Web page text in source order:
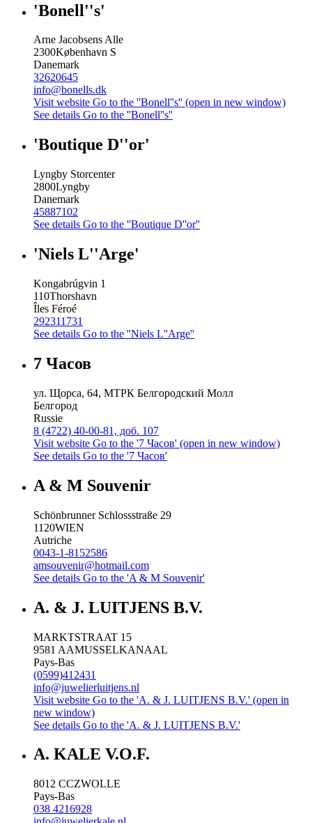
'Bonell''s'
Arne Jacobsens Alle
2300København S
Danemark
32620645
info@bonells.dk
Visit website Go to the ''Bonell''s'' (open in new window)
See details Go to the ''Bonell''s''
'Boutique D''or'
Lyngby Storcenter
2800Lyngby
Danemark
45887102
See details Go to the ''Boutique D''or''
'Niels L''Arge'
Kongabrúgvin 1
110Thorshavn
Îles Féroé
292311731
See details Go to the ''Niels L''Arge''
7 Часов
ул. Щорса, 64, МТРК Белгородский Молл
Белгород
Russie
8 (4722) 40-00-81, доб. 107
Visit website Go to the '7 Часов' (open in new window)
See details Go to the '7 Часов'
A & M Souvenir
Schönbrunner Schlossstraße 29
1120WIEN
Autriche
0043-1-8152586
amsouvenir@hotmail.com
See details Go to the 'A & M Souvenir'
A. & J. LUITJENS B.V.
MARKTSTRAAT 15
9581 AAMUSSELKANAAL
Pays-Bas
(0599)412431
info@juwelierluitjens.nl
Visit website Go to the 'A. & J. LUITJENS B.V.' (open in
new window)
See details Go to the 'A. & J. LUITJENS B.V.'
A. KALE V.O.F.
8012 CCZWOLLE
Pays-Bas
038 4216928